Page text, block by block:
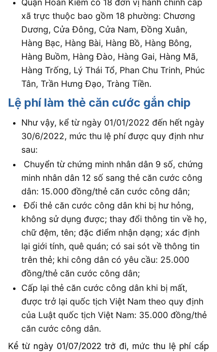
Quận Hoàn Kiếm có 18 đơn vị hành chính cấp
xã trực thuộc bao gồm 18 phường: Chương
Dương, Cửa Đông, Cửa Nam, Đồng Xuân,
Hàng Bạc, Hàng Bài, Hàng Bồ, Hàng Bông,
Hàng Buồm, Hàng Đào, Hàng Gai, Hàng Mã,
Hàng Trống, Lý Thái Tổ, Phan Chu Trinh, Phúc
Tân, Trần Hưng Đạo, Tràng Tiền.
Lệ phí làm thẻ căn cước gắn chip
Như vậy, kể từ ngày 01/01/2022 đến hết ngày
30/6/2022, mức thu lệ phí được quy định như
sau:
Chuyển từ chứng minh nhân dân 9 số, chứng
minh nhân dân 12 số sang thẻ căn cước công
dân: 15.000 đồng/thẻ căn cước công dân;
Đổi thẻ căn cước công dân khi bị hư hỏng,
không sử dụng được; thay đổi thông tin về họ,
chữ đệm, tên; đặc điểm nhận dạng; xác định
lại giới tính, quê quán; có sai sót về thông tin
trên thẻ; khi công dân có yêu cầu: 25.000
đồng/thẻ căn cước công dân;
Cấp lại thẻ căn cước công dân khi bị mất,
được trở lại quốc tịch Việt Nam theo quy định
của Luật quốc tịch Việt Nam: 35.000 đồng/thẻ
căn cước công dân.
Kể từ ngày 01/07/2022 trở đi, mức thu lệ phí cấp